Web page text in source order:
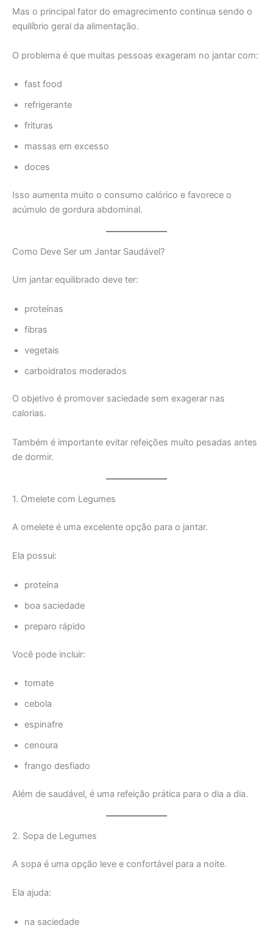
Mas o principal fator do emagrecimento continua sendo o
equilíbrio geral da alimentação.
O problema é que muitas pessoas exageram no jantar com:
fast food
refrigerante
frituras
massas em excesso
doces
Isso aumenta muito o consumo calórico e favorece o
acúmulo de gordura abdominal.
Como Deve Ser um Jantar Saudável?
Um jantar equilibrado deve ter:
proteínas
fibras
vegetais
carboidratos moderados
O objetivo é promover saciedade sem exagerar nas
calorias.
Também é importante evitar refeições muito pesadas antes
de dormir.
1. Omelete com Legumes
A omelete é uma excelente opção para o jantar.
Ela possui:
proteína
boa saciedade
preparo rápido
Você pode incluir:
tomate
cebola
espinafre
cenoura
frango desfiado
Além de saudável, é uma refeição prática para o dia a dia.
2. Sopa de Legumes
A sopa é uma opção leve e confortável para a noite.
Ela ajuda:
na saciedade